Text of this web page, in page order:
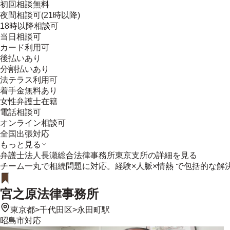
初回相談無料
夜間相談可(21時以降)
18時以降相談可
当日相談可
カード利用可
後払いあり
分割払いあり
法テラス利用可
着手金無料あり
女性弁護士在籍
電話相談可
オンライン相談可
全国出張対応
もっと見る
弁護士法人長瀬総合法律事務所東京支所の詳細を見る
チーム一丸で相続問題に対応。経験×人脈×情熱 で包括的な解
宮之原法律事務所
東京都>千代田区>永田町駅
昭島市対応